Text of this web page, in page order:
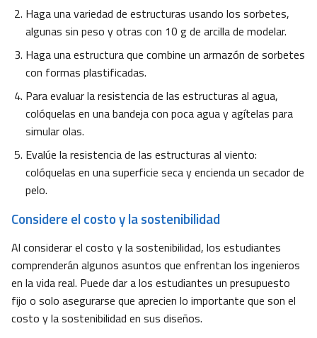
Haga una variedad de estructuras usando los sorbetes,
algunas sin peso y otras con 10 g de arcilla de modelar.
Haga una estructura que combine un armazón de sorbetes
con formas plastificadas.
Para evaluar la resistencia de las estructuras al agua,
colóquelas en una bandeja con poca agua y agítelas para
simular olas.
Evalúe la resistencia de las estructuras al viento:
colóquelas en una superficie seca y encienda un secador de
pelo.
Considere el costo y la sostenibilidad
Al considerar el costo y la sostenibilidad, los estudiantes
comprenderán algunos asuntos que enfrentan los ingenieros
en la vida real. Puede dar a los estudiantes un presupuesto
fijo o solo asegurarse que aprecien lo importante que son el
costo y la sostenibilidad en sus diseños.